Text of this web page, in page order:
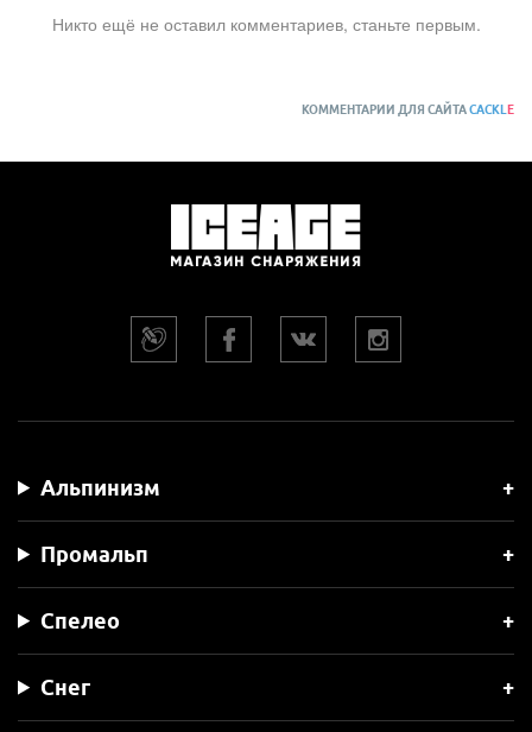
Никто ещё не оставил комментариев, станьте первым.
КОММЕНТАРИИ ДЛЯ САЙТАCACKL E
Альпинизм
Промальп
Спелео
Снег